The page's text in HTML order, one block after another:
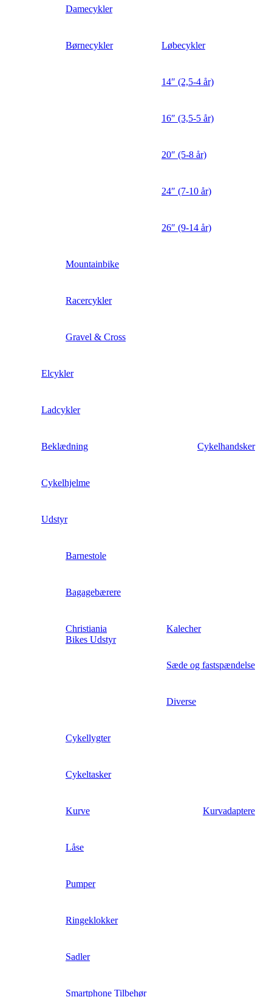
Damecykler
Børnecykler Løbecykler
14″ (2,5-4 år)
16″ (3,5-5 år)
20″ (5-8 år)
24″ (7-10 år)
26″ (9-14 år)
Mountainbike
Racercykler
Gravel & Cross
Elcykler
Ladcykler
Beklædning Cykelhandsker
Cykelhjelme
Udstyr
Barnestole
Bagagebærere
Christiania
Bikes Udstyr
Kalecher
Sæde og fastspændelse
Diverse
Cykellygter
Cykeltasker
Kurve Kurvadaptere
Låse
Pumper
Ringeklokker
Sadler
Smartphone Tilbehør